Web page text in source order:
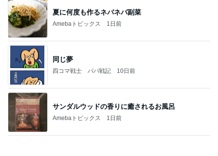
夏に何度も作るネバネバ副菜
Amebaトピックス 1日前
同じ夢
四コマ戦士 パパ戦記 10日前
サンダルウッドの香りに癒されるお風呂
Amebaトピックス 1日前